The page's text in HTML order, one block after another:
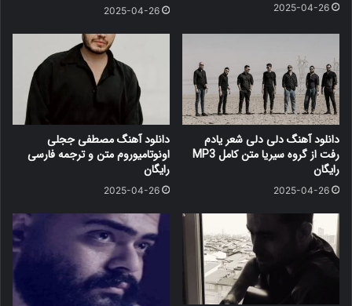
2025-04-26
2025-04-26
دانلود آهنگ دلی دلی شعر یادم
رفت از گروه سیریا متن کامل MP3
رایگان
2025-04-26
دانلود آهنگ مصطفی ججلی
اونوتامیوروم متن و ترجمه فارسی
رایگان
2025-04-26